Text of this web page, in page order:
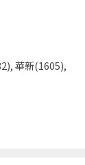
華新(1605),